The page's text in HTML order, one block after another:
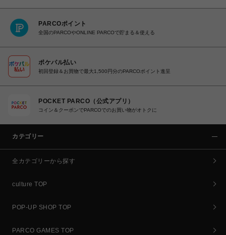
PARCOポイント
全国のPARCOやONLINE PARCOで貯まる＆使える
ポケパル払い
初回登録＆お買物で最大1,500円分のPARCOポイント進呈
POCKET PARCO（公式アプリ）
コイン＆クーポンでPARCOでのお買い物がオトクに
カテゴリー
全カテゴリーから探す
culture TOP
POP-UP SHOP TOP
PARCO GAMES TOP